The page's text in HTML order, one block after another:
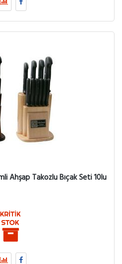
Ahşap Takozlu Bıçak Seti 10lu